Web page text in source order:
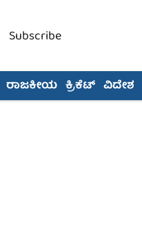
Subscribe
ರಾಜಕೀಯ ಕ್ರಿಕೆಟ್ ವಿದೇಶ